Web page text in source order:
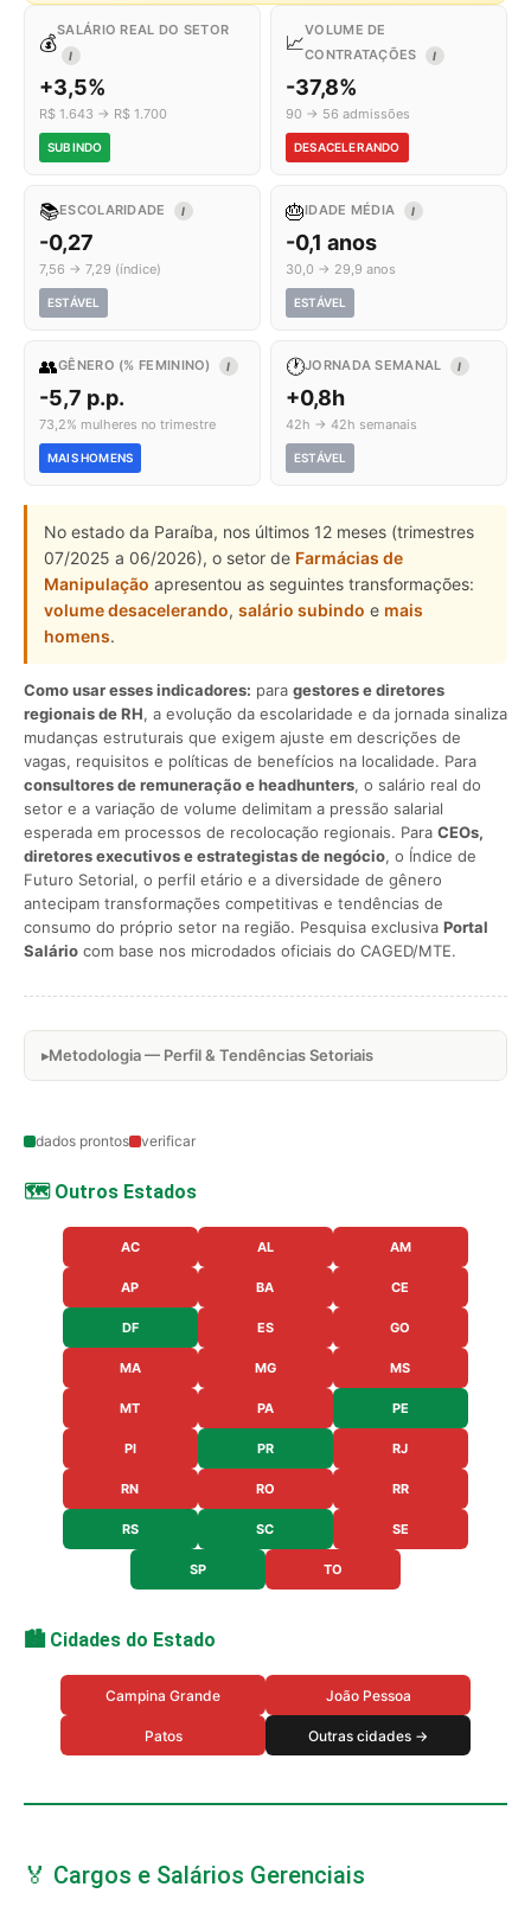
💰
SALÁRIO REAL DO SETOR
I
+3,5%
R$ 1.643 → R$ 1.700
SUBINDO
📈
VOLUME DE
CONTRATAÇÕES
I
-37,8%
90 → 56 admissões
DESACELERANDO
📚ESCOLARIDADE I
-0,27
7,56 → 7,29 (índice)
ESTÁVEL
🎂IDADE MÉDIA I
-0,1 anos
30,0 → 29,9 anos
ESTÁVEL
👥GÊNERO (% FEMININO) I
-5,7 p.p.
73,2% mulheres no trimestre
MAIS HOMENS
🕐JORNADA SEMANAL I
+0,8h
42h → 42h semanais
ESTÁVEL
No estado da Paraíba, nos últimos 12 meses (trimestres
07/2025 a 06/2026), o setor de Farmácias de
Manipulação apresentou as seguintes transformações:
volume desacelerando, salário subindo e mais
homens.
Como usar esses indicadores: para gestores e diretores
regionais de RH, a evolução da escolaridade e da jornada sinaliza
mudanças estruturais que exigem ajuste em descrições de
vagas, requisitos e políticas de benefícios na localidade. Para
consultores de remuneração e headhunters, o salário real do
setor e a variação de volume delimitam a pressão salarial
esperada em processos de recolocação regionais. Para CEOs,
diretores executivos e estrategistas de negócio, o Índice de
Futuro Setorial, o perfil etário e a diversidade de gênero
antecipam transformações competitivas e tendências de
consumo do próprio setor na região. Pesquisa exclusiva Portal
Salário com base nos microdados oficiais do CAGED/MTE.
Metodologia — Perfil & Tendências Setoriais
dados prontos verificar
🗺️ Outros Estados
AC AL AM
AP BA CE
DF ES GO
MA MG MS
MT PA PE
PI PR RJ
RN RO RR
RS SC SE
SP TO
🏙️ Cidades do Estado
Campina Grande João Pessoa
Patos Outras cidades →
🏅 Cargos e Salários Gerenciais